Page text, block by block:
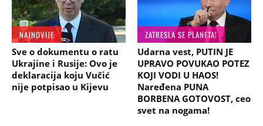
NAJNOVIJE
Sve o dokumentu o ratu
Ukrajine i Rusije: Ovo je
deklaracija koju Vučić
nije potpisao u Kijevu
ZATRESLA SE PLANETA!
Udarna vest, PUTIN JE
UPRAVO POVUKAO POTEZ
KOJI VODI U HAOS!
Naređena PUNA
BORBENA GOTOVOST, ceo
svet na nogama!